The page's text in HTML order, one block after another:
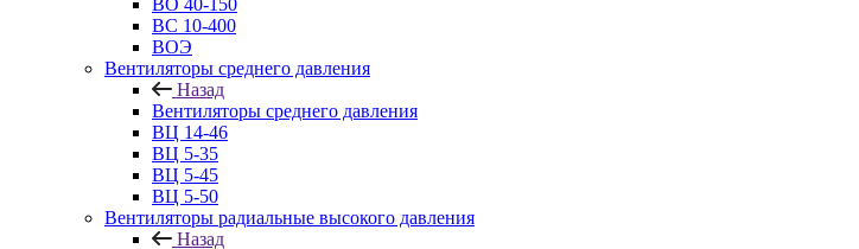
ВО 40-150
ВС 10-400
ВОЭ
Вентиляторы среднего давления
Назад
Вентиляторы среднего давления
ВЦ 14-46
ВЦ 5-35
ВЦ 5-45
ВЦ 5-50
Вентиляторы радиальные высокого давления
Назад